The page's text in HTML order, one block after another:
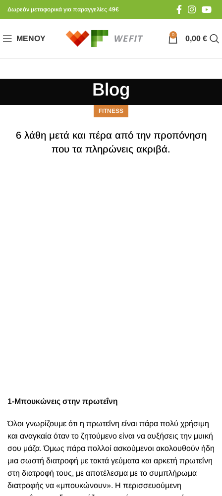
Δωρεάν μεταφορικά για παραγγελίες 49€
ΜΕΝΟΎ 0 0,00 €
Blog
FITNESS
6 λάθη μετά και πέρα από την προπόνηση
που τα πληρώνεις ακριβά.
1-Μπουκώνεις στην πρωτεΐνη
Όλοι γνωρίζουμε ότι η πρωτεΐνη είναι πάρα πολύ χρήσιμη
και αναγκαία όταν το ζητούμενο είναι να αυξήσεις την μυική
σου μάζα. Όμως πάρα πολλοί ασκούμενοι ακολουθούν ήδη
μια σωστή διατροφή με τακτά γεύματα και αρκετή πρωτεΐνη
στη διατροφή τους, με αποτέλεσμα με το συμπλήρωμα
διατροφής να «μπουκώνουν». Η περισσευούμενη